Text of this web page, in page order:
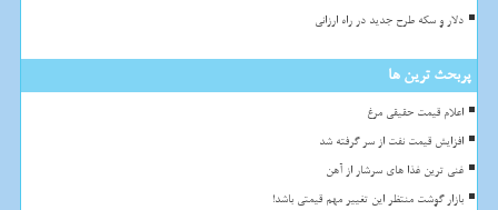
دلار و سکه طرح جدید در راه ارزانی
پربحث ترین ها
اعلام قیمت حقیقی مرغ
افزایش قیمت نفت از سر گرفته شد
غنی ترین غذا های سرشار از آهن
بازار گوشت منتظر این تغییر مهم قیمتی باشد!